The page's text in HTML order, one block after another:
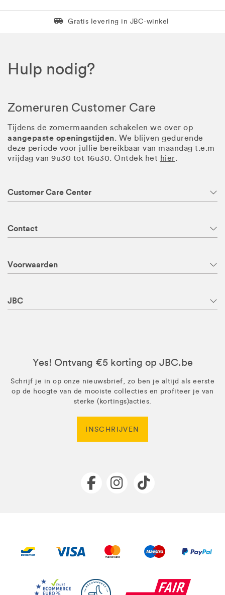
Levering in 1 pakket
Gratis levering in JBC-winkel
Hulp nodig?
Zomeruren Customer Care
Tijdens de zomermaanden schakelen we over op
aangepaste openingstijden. We blijven gedurende
deze periode voor jullie bereikbaar van maandag t.e.m
vrijdag van 9u30 tot 16u30. Ontdek het hier.
Customer Care Center
Contact
Voorwaarden
JBC
Yes! Ontvang €5 korting op JBC.be
Schrijf je in op onze nieuwsbrief, zo ben je altijd als eerste
op de hoogte van de mooiste collecties en profiteer je van
sterke (kortings)acties.
INSCHRIJVEN